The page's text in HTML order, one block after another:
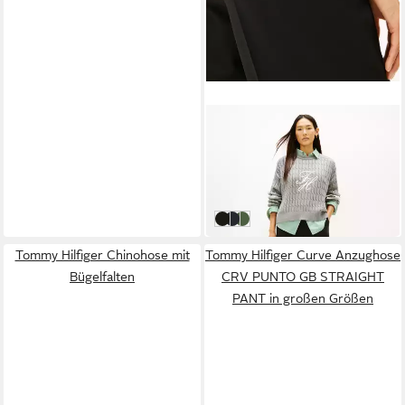
TOMMY HILFIGER
Anzughose TIMELESS WOOL
WIDE LEG PANT mit Wolle
ab 110,99 € UVP169,90 €
BlackDark Night Navy
Nordic Taupe
Tommy Hilfiger Chinohose mit
Bügelfalten
Tommy Hilfiger Curve Anzughose
CRV PUNTO GB STRAIGHT
PANT in großen Größen